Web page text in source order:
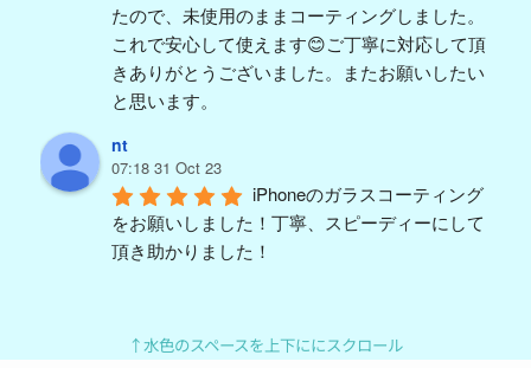
たので、未使用のままコーティングしました。
これで安心して使えます😊ご丁寧に対応して頂
きありがとうございました。またお願いしたい
と思います。
nt
07:18 31 Oct 23
iPhoneのガラスコーティング
をお願いしました！丁寧、スピーディーにして
頂き助かりました！
久々PORTERバッグを買い替
↑水色のスペースを上下ににスクロール